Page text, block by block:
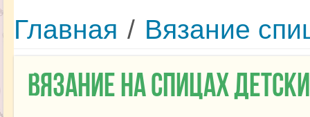
Главная / Вязание
Вязание на спицах